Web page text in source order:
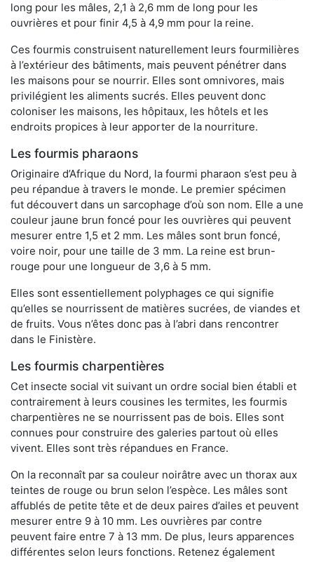
long pour les mâles, 2,1 à 2,6 mm de long pour les
ouvrières et pour finir 4,5 à 4,9 mm pour la reine.
Ces fourmis construisent naturellement leurs fourmilières
à l’extérieur des bâtiments, mais peuvent pénétrer dans
les maisons pour se nourrir. Elles sont omnivores, mais
privilégient les aliments sucrés. Elles peuvent donc
coloniser les maisons, les hôpitaux, les hôtels et les
endroits propices à leur apporter de la nourriture.
Les fourmis pharaons
Originaire d’Afrique du Nord, la fourmi pharaon s’est peu à
peu répandue à travers le monde. Le premier spécimen
fut découvert dans un sarcophage d’où son nom. Elle a une
couleur jaune brun foncé pour les ouvrières qui peuvent
mesurer entre 1,5 et 2 mm. Les mâles sont brun foncé,
voire noir, pour une taille de 3 mm. La reine est brun-
rouge pour une longueur de 3,6 à 5 mm.
Elles sont essentiellement polyphages ce qui signifie
qu’elles se nourrissent de matières sucrées, de viandes et
de fruits. Vous n’êtes donc pas à l’abri dans rencontrer
dans le Finistère.
Les fourmis charpentières
Cet insecte social vit suivant un ordre social bien établi et
contrairement à leurs cousines les termites, les fourmis
charpentières ne se nourrissent pas de bois. Elles sont
connues pour construire des galeries partout où elles
vivent. Elles sont très répandues en France.
On la reconnaît par sa couleur noirâtre avec un thorax aux
teintes de rouge ou brun selon l’espèce. Les mâles sont
affublés de petite tête et de deux paires d’ailes et peuvent
mesurer entre 9 à 10 mm. Les ouvrières par contre
peuvent faire entre 7 à 13 mm. De plus, leurs apparences
différentes selon leurs fonctions. Retenez également